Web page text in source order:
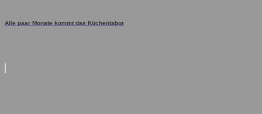
Alle paar Monate kommt das Küchenlabor